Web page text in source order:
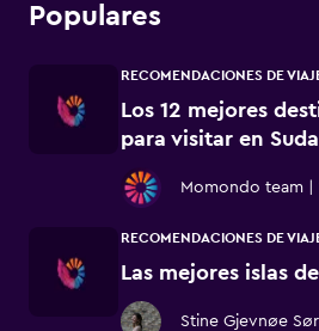
Populares
RECOMENDACIONES DE
Los 12 mejores
para visitar en
Momondo team
RECOMENDACIONES DE
Las mejores islas
Stine Gjevnøe